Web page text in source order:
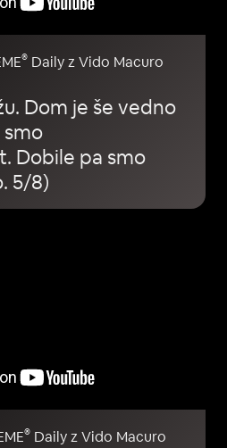
® Daily z Vido Macuro
Dom je še vedno
smo
Dobile pa smo
5/8)
® Daily z Vido Macuro